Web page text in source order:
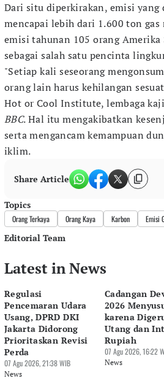
Dari situ diperkirakan, emisi
mencapai lebih dari 1.600 ton
emisi tahunan 105 orang
sebagai salah satu pencinta
"Setiap kali seseorang
orang lain harus kehilangan
Hot or Cool Institute, lembaga
BBC. Hal itu mengakibatkan
serta mengancam kemampuan
iklim.
Share Article
Topics
Orang Terkaya Orang Kaya Karbon Emisi
Editorial Team
Editor
Bonardo Maulana
Editor
Luky Maulana Firmansyah
Latest in News
Regulasi
Pencemaran Udara
Usang, DPRD DKI
Jakarta Didorong
Prioritaskan Revisi
Perda
07 Agu 2026, 21:38 WIB
News
Cadangan
2026
karena
Utang dan
Rupiah
07 Agu 2026, 16:22
News